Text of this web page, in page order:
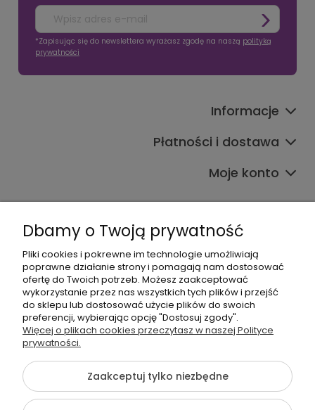
*Zapisując się do newslettera wyrażasz zgodę na naszą polityką
prywatności
Informacje
Płatności i dostawa
Moje konto
608017795
bok@babymama.pl
Sklep dla dzieci - nazwa firmy:
Baby Shower Katarzyna Pawłowska
ul. Belgradzka 14
02-793 Warszawa, Polska
NIP: 526-230-67-54
Dbamy o Twoją prywatność
Pliki cookies i pokrewne im technologie umożliwiają
poprawne działanie strony i pomagają nam dostosować
ofertę do Twoich potrzeb. Możesz zaakceptować
wykorzystanie przez nas wszystkich tych plików i przejść
do sklepu lub dostosować użycie plików do swoich
preferencji, wybierając opcję "Dostosuj zgody".
Więcej o plikach cookies przeczytasz w naszej Polityce
prywatności.
Zaakceptuj tylko niezbędne